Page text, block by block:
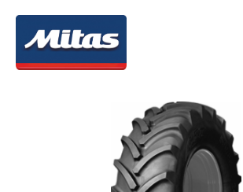
Bildergalerie überspringen